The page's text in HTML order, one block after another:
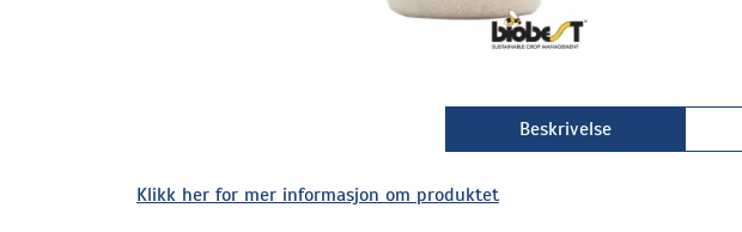
Beskrivelse
Klikk her for mer informasjon om produktet